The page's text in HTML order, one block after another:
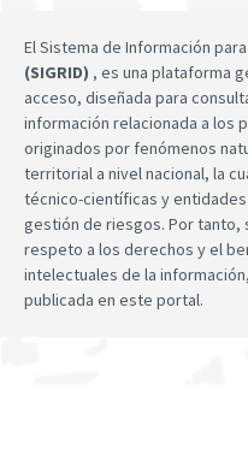
El Sistema de Información
(SIGRID) , es una plataforma
acceso, diseñada para
información relacionada a los
originados por fenómenos
territorial a nivel nacional, la
técnico-científicas y
gestión de riesgos. Por tanto,
respeto a los derechos y el
intelectuales de la
publicada en este portal.